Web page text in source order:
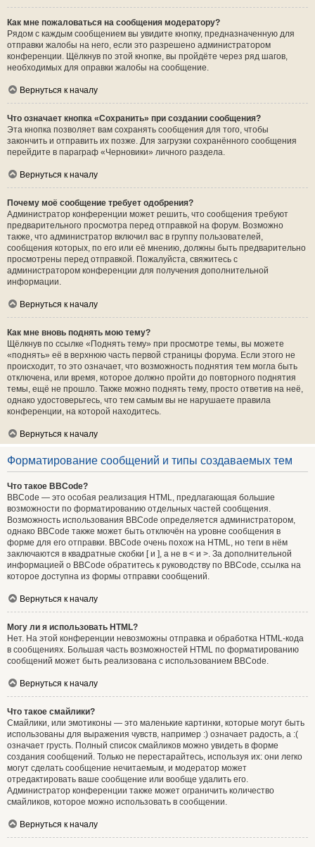
Как мне пожаловаться на сообщения модератору?
Рядом с каждым сообщением вы увидите кнопку, предназначенную для
отправки жалобы на него, если это разрешено администратором
конференции. Щёлкнув по этой кнопке, вы пройдёте через ряд шагов,
необходимых для оправки жалобы на сообщение.
Вернуться к началу
Что означает кнопка «Сохранить» при создании сообщения?
Эта кнопка позволяет вам сохранять сообщения для того, чтобы
закончить и отправить их позже. Для загрузки сохранённого сообщения
перейдите в параграф «Черновики» личного раздела.
Вернуться к началу
Почему моё сообщение требует одобрения?
Администратор конференции может решить, что сообщения требуют
предварительного просмотра перед отправкой на форум. Возможно
также, что администратор включил вас в группу пользователей,
сообщения которых, по его или её мнению, должны быть предварительно
просмотрены перед отправкой. Пожалуйста, свяжитесь с
администратором конференции для получения дополнительной
информации.
Вернуться к началу
Как мне вновь поднять мою тему?
Щёлкнув по ссылке «Поднять тему» при просмотре темы, вы можете
«поднять» её в верхнюю часть первой страницы форума. Если этого не
происходит, то это означает, что возможность поднятия тем могла быть
отключена, или время, которое должно пройти до повторного поднятия
темы, ещё не прошло. Также можно поднять тему, просто ответив на неё,
однако удостоверьтесь, что тем самым вы не нарушаете правила
конференции, на которой находитесь.
Вернуться к началу
Форматирование сообщений и типы создаваемых тем
Что такое BBCode?
BBCode — это особая реализация HTML, предлагающая большие
возможности по форматированию отдельных частей сообщения.
Возможность использования BBCode определяется администратором,
однако BBCode также может быть отключён на уровне сообщения в
форме для его отправки. BBCode очень похож на HTML, но теги в нём
заключаются в квадратные скобки [ и ], а не в < и >. За дополнительной
информацией о BBCode обратитесь к руководству по BBCode, ссылка на
которое доступна из формы отправки сообщений.
Вернуться к началу
Могу ли я использовать HTML?
Нет. На этой конференции невозможны отправка и обработка HTML-кода
в сообщениях. Большая часть возможностей HTML по форматированию
сообщений может быть реализована с использованием BBCode.
Вернуться к началу
Что такое смайлики?
Смайлики, или эмотиконы — это маленькие картинки, которые могут быть
использованы для выражения чувств, например :) означает радость, а :(
означает грусть. Полный список смайликов можно увидеть в форме
создания сообщений. Только не перестарайтесь, используя их: они легко
могут сделать сообщение нечитаемым, и модератор может
отредактировать ваше сообщение или вообще удалить его.
Администратор конференции также может ограничить количество
смайликов, которое можно использовать в сообщении.
Вернуться к началу